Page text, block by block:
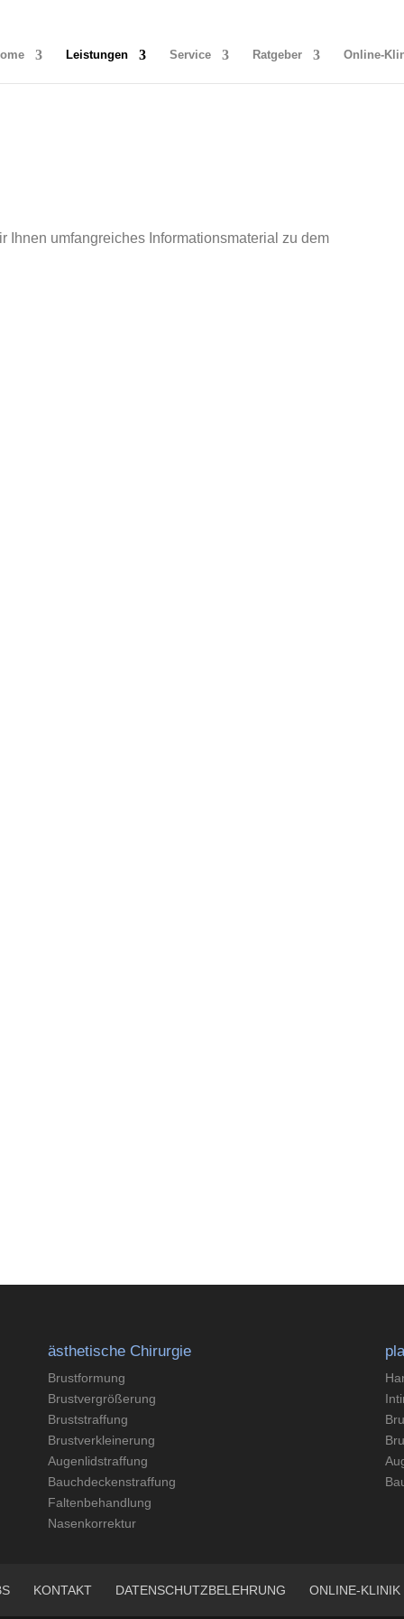
Leistungen Service Ratgeber Online-
Ihnen umfangreiches Informationsmaterial zu dem
ästhetische Chirurgie
Brustformung
Brustvergrößerung
Bruststraffung
Brustverkleinerung
Augenlidstraffung
Bauchdeckenstraffung
Faltenbehandlung
Nasenkorrektur
KONTAKT DATENSCHUTZBELEHRUNG ONLINE-KLINIK